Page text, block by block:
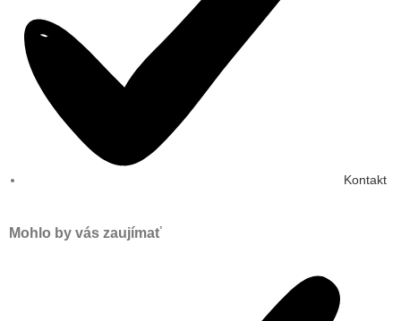
Kontakt
Mohlo by vás zaujímať